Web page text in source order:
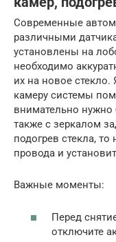
Современные
различными
установлены на
необходимо
их на новое
камеру системы
внимательно нужно
также с зеркалом
подогрев стекла,
провода и
Важные моменты:
Перед
отключите